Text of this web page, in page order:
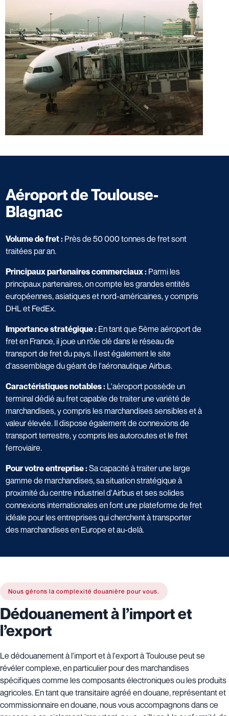
Aéroport de Toulouse-
Blagnac
Volume de fret : Près de 50 000 tonnes de fret sont
traitées par an.
Principaux partenaires commerciaux : Parmi les
principaux partenaires, on compte les grandes entités
européennes, asiatiques et nord-américaines, y compris
DHL et FedEx.
Importance stratégique : En tant que 5ème aéroport de
fret en France, il joue un rôle clé dans le réseau de
transport de fret du pays. Il est également le site
d'assemblage du géant de l'aéronautique Airbus.
Caractéristiques notables : L'aéroport possède un
terminal dédié au fret capable de traiter une variété de
marchandises, y compris les marchandises sensibles et à
valeur élevée. Il dispose également de connexions de
transport terrestre, y compris les autoroutes et le fret
ferroviaire.
Pour votre entreprise :Sa capacité à traiter une large
gamme de marchandises, sa situation stratégique à
proximité du centre industriel d'Airbus et ses solides
connexions internationales en font une plateforme de fret
idéale pour les entreprises qui cherchent à transporter
des marchandises en Europe et au-delà.
Nous gérons la complexité douanière pour vous.
Dédouanement à l’import et
l’export
Le dédouanement à l'import et à l'export à Toulouse peut se
révéler complexe, en particulier pour des marchandises
spécifiques comme les composants électroniques ou les produits
agricoles. En tant que transitaire agréé en douane, représentant et
commissionnaire en douane, nous vous accompagnons dans ce